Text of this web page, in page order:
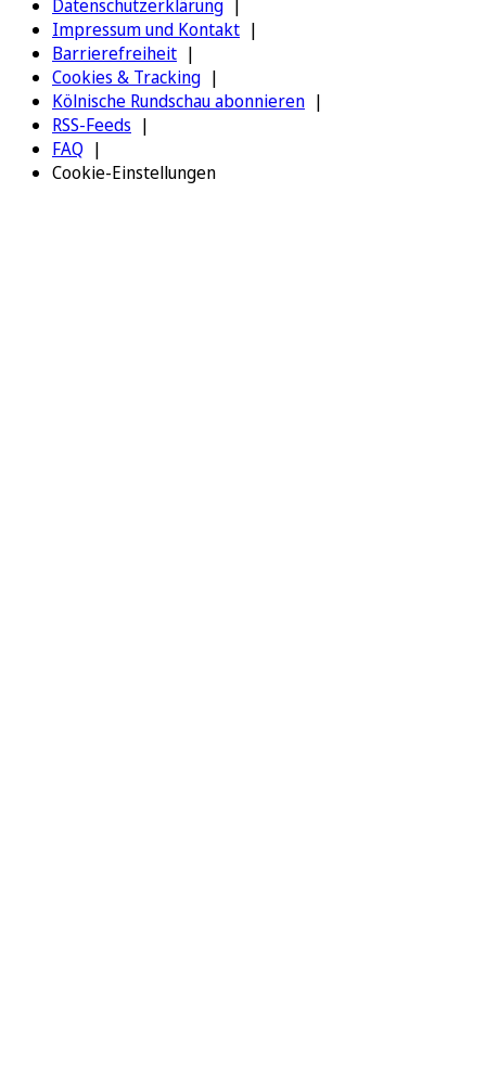
Datenschutzerklärung
Impressum und Kontakt
Barrierefreiheit
Cookies & Tracking
Kölnische Rundschau abonnieren
RSS-Feeds
FAQ
Cookie-Einstellungen